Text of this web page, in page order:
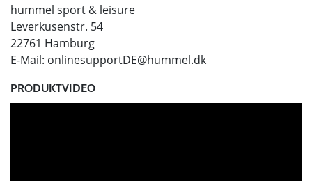
hummel sport & leisure
Leverkusenstr. 54
22761 Hamburg
E-Mail: onlinesupportDE@hummel.dk
PRODUKTVIDEO